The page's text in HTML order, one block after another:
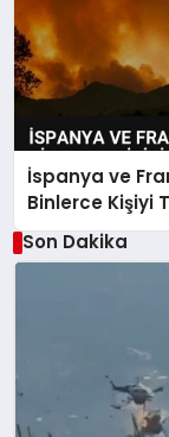
İspanya ve
Binlerce Kişiyi
Son Dakika